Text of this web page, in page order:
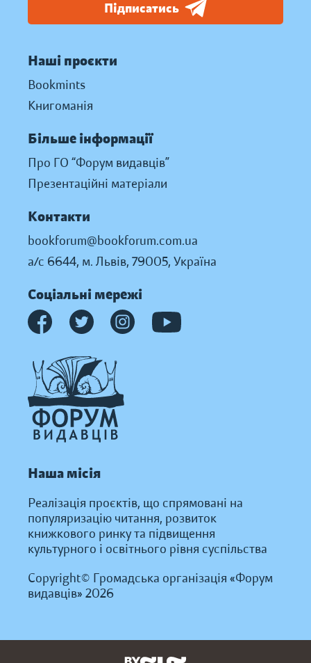
Підписатись
Наші проєкти
Bookmints
Книгоманія
Більше інформації
Про ГО “Форум видавців”
Презентаційні матеріали
Контакти
bookforum@bookforum.com.ua
а/с 6644, м. Львів, 79005, Україна
Соціальні мережі
Наша місія
Реалізація проєктів, що спрямовані на
популяризацію читання, розвиток
книжкового ринку та підвищення
культурного і освітнього рівня суспільства
Copyright© Громадська організація «Форум
видавців» 2026